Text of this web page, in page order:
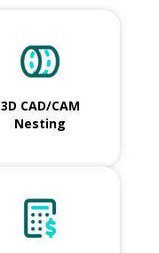
3D CAD/CAM
Nesting